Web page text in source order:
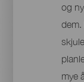
og
dem.
mye